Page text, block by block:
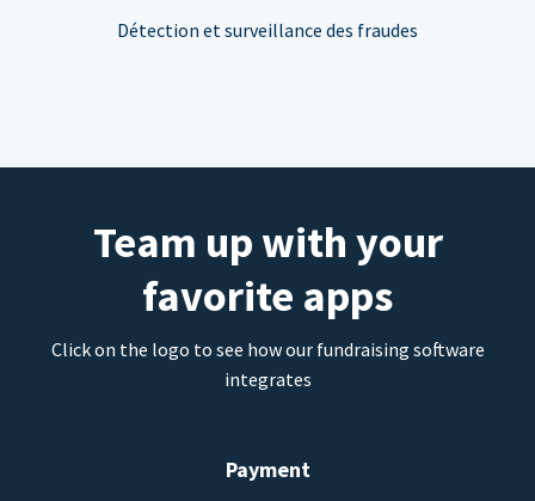
Détection et surveillance des fraudes
Team up with your
favorite apps
Click on the logo to see how our fundraising software
integrates
Payment